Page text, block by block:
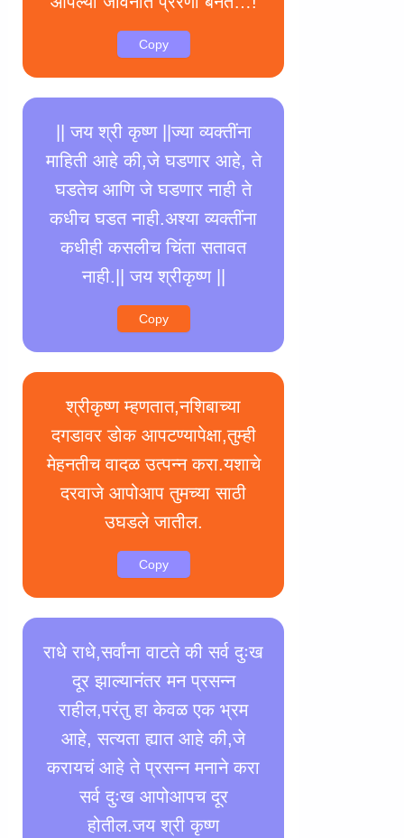
Copy
|| जय श्री कृष्ण ||ज्या व्यक्तींना
माहिती आहे की,जे घडणार आहे, ते
घडतेच आणि जे घडणार नाही ते
कधीच घडत नाही.अश्या व्यक्तींना
कधीही कसलीच चिंता सतावत
नाही.|| जय श्रीकृष्ण ||
Copy
श्रीकृष्ण म्हणतात,नशिबाच्या
दगडावर डोक आपटण्यापेक्षा,तुम्ही
मेहनतीच वादळ उत्पन्न करा.यशाचे
दरवाजे आपोआप तुमच्या साठी
उघडले जातील.
Copy
राधे राधे,सर्वांना वाटते की सर्व दुःख
दूर झाल्यानंतर मन प्रसन्न
राहील,परंतु हा केवळ एक भ्रम
आहे, सत्यता ह्यात आहे की,जे
करायचं आहे ते प्रसन्न मनाने करा
सर्व दुःख आपोआपच दूर
होतील.जय श्री कृष्ण